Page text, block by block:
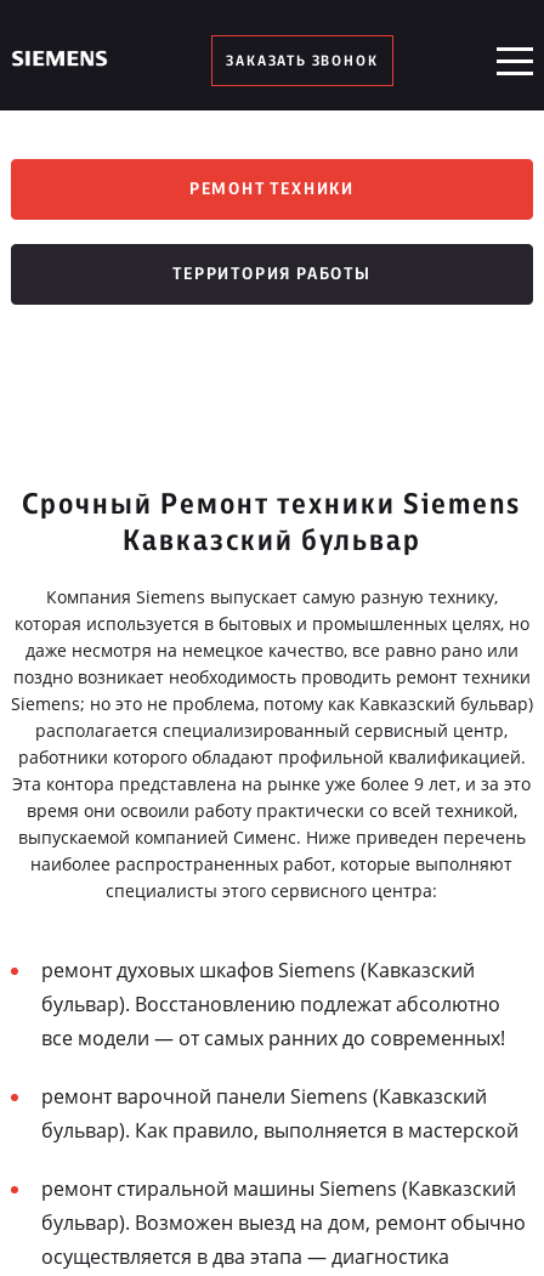
ЗАКАЗАТЬ ЗВОНОК
РЕМОНТ ТЕХНИКИ
ТЕРРИТОРИЯ РАБОТЫ
Срочный Ремонт техники Siemens
Кавказский бульвар
Компания Siemens выпускает самую разную технику,
которая используется в бытовых и промышленных целях, но
даже несмотря на немецкое качество, все равно рано или
поздно возникает необходимость проводить ремонт техники
Siemens; но это не проблема, потому как Кавказский бульвар)
располагается специализированный сервисный центр,
работники которого обладают профильной квалификацией.
Эта контора представлена на рынке уже более 9 лет, и за это
время они освоили работу практически со всей техникой,
выпускаемой компанией Сименс. Ниже приведен перечень
наиболее распространенных работ, которые выполняют
специалисты этого сервисного центра:
ремонт духовых шкафов Siemens (Кавказский
бульвар). Восстановлению подлежат абсолютно
все модели — от самых ранних до современных!
ремонт варочной панели Siemens (Кавказский
бульвар). Как правило, выполняется в мастерской
ремонт стиральной машины Siemens (Кавказский
бульвар). Возможен выезд на дом, ремонт обычно
осуществляется в два этапа — диагностика